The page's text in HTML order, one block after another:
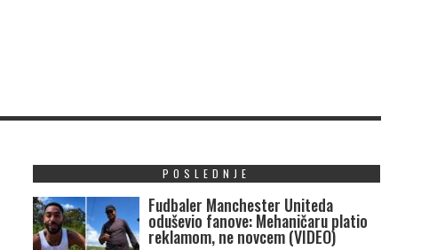
POSLEDNJE
Fudbaler Manchester Uniteda
oduševio fanove: Mehaničaru platio
reklamom, ne novcem (VIDEO)